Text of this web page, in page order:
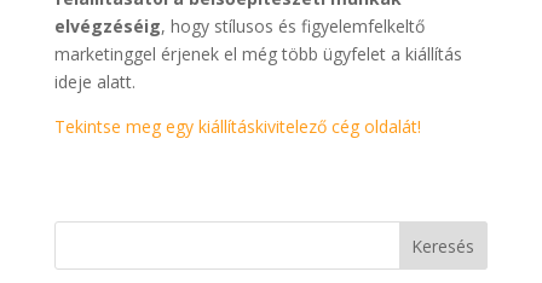
elvégzéséig, hogy stílusos és figyelemfelkeltő
marketinggel érjenek el még több ügyfelet a kiállítás
ideje alatt.
Tekintse meg egy kiállításkivitelező cég oldalát!